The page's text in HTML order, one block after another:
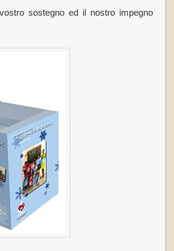
sostegno ed il nostro impegno